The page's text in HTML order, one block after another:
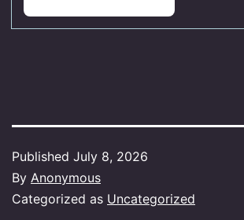
Published July 8, 2026
By Anonymous
Categorized as Uncategorized